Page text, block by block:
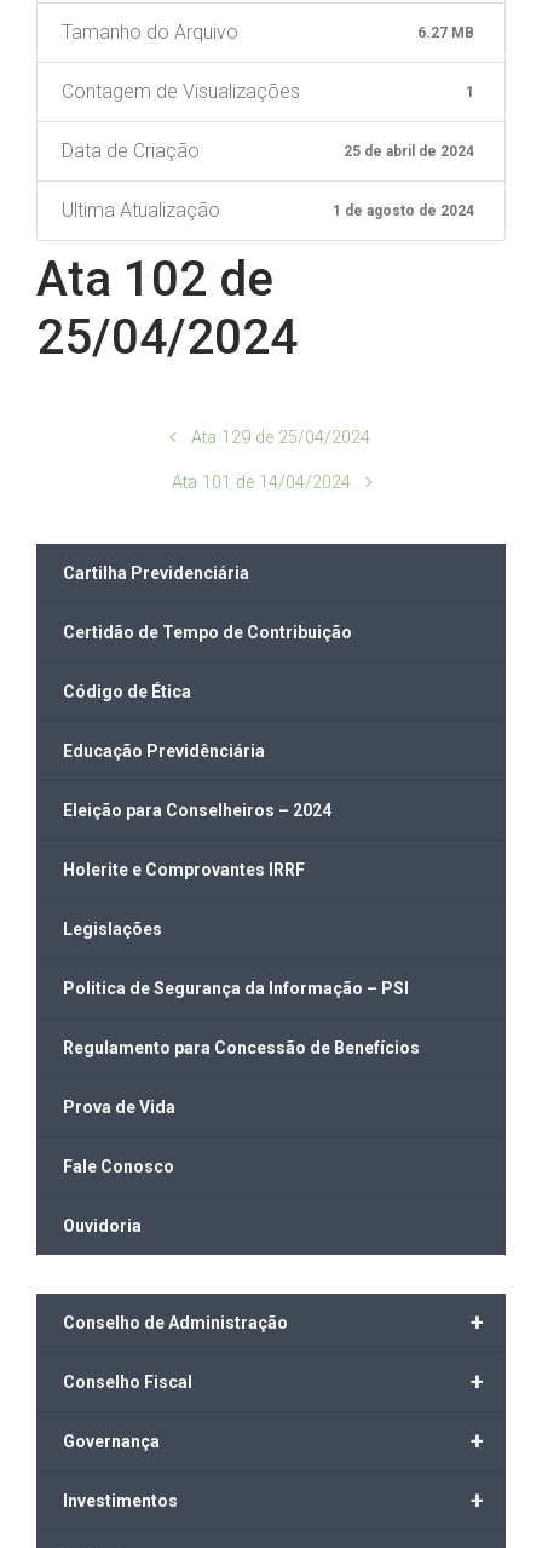
Tamanho do Arquivo 6.27 MB
Contagem de Visualizações 1
Data de Criação 25 de abril de 2024
Ultima Atualização 1 de agosto de 2024
Ata 102 de
25/04/2024
Ata 129 de 25/04/2024
Ata 101 de 14/04/2024
Cartilha Previdenciária
Certidão de Tempo de Contribuição
Código de Ética
Educação Previdênciária
Eleição para Conselheiros – 2024
Holerite e Comprovantes IRRF
Legislações
Politica de Segurança da Informação – PSI
Regulamento para Concessão de Benefícios
Prova de Vida
Fale Conosco
Ouvidoria
+
Conselho de Administração
+
Conselho Fiscal
+
Governança
+
Investimentos